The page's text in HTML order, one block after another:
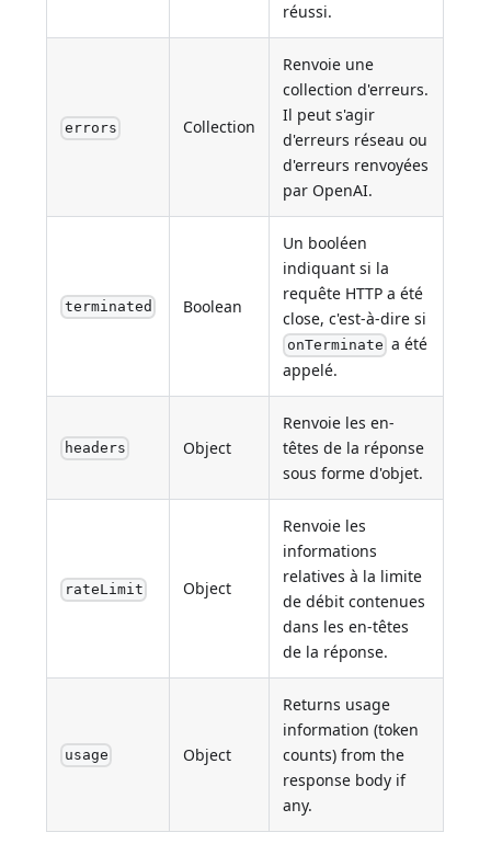
réussi.
errors Collection
Renvoie une
collection d'erreurs.
Il peut s'agir
d'erreurs réseau ou
d'erreurs renvoyées
par OpenAI.
terminated Boolean
Un booléen
indiquant si la
requête HTTP a été
close, c'est-à-dire si
onTerminate a été
appelé.
headers Object
Renvoie les en-
têtes de la réponse
sous forme d'objet.
rateLimit Object
Renvoie les
informations
relatives à la limite
de débit contenues
dans les en-têtes
de la réponse.
usage Object
Returns usage
information (token
counts) from the
response body if
any.